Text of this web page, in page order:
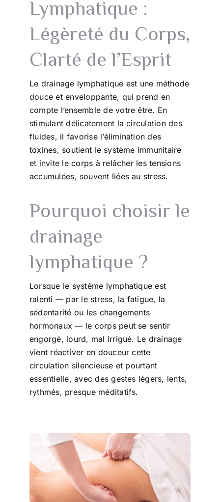
Lymphatique :
Légèreté du Corps,
Clarté de l’Esprit
Le drainage lymphatique est une méthode
douce et enveloppante, qui prend en
compte l’ensemble de votre être. En
stimulant délicatement la circulation des
fluides, il favorise l’élimination des
toxines, soutient le système immunitaire
et invite le corps à relâcher les tensions
accumulées, souvent liées au stress.
Pourquoi choisir le
drainage
lymphatique ?
Lorsque le système lymphatique est
ralenti — par le stress, la fatigue, la
sédentarité ou les changements
hormonaux — le corps peut se sentir
engorgé, lourd, mal irrigué. Le drainage
vient réactiver en douceur cette
circulation silencieuse et pourtant
essentielle, avec des gestes légers, lents,
rythmés, presque méditatifs.